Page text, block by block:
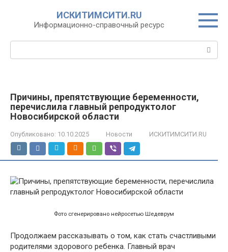
ИСКИТИМСИТИ.RU
Информационно-справочный ресурс
Причины, препятствующие беременности,
перечислила главный репродуктолог
Новосибирской области
Опубликовано: 10.10.2025 Новости ИСКИТИМСИТИ.RU
Фото сгенерировано нейросетью Шедеврум
Продолжаем рассказывать о том, как стать счастливыми
родителями здорового ребенка. Главный врач